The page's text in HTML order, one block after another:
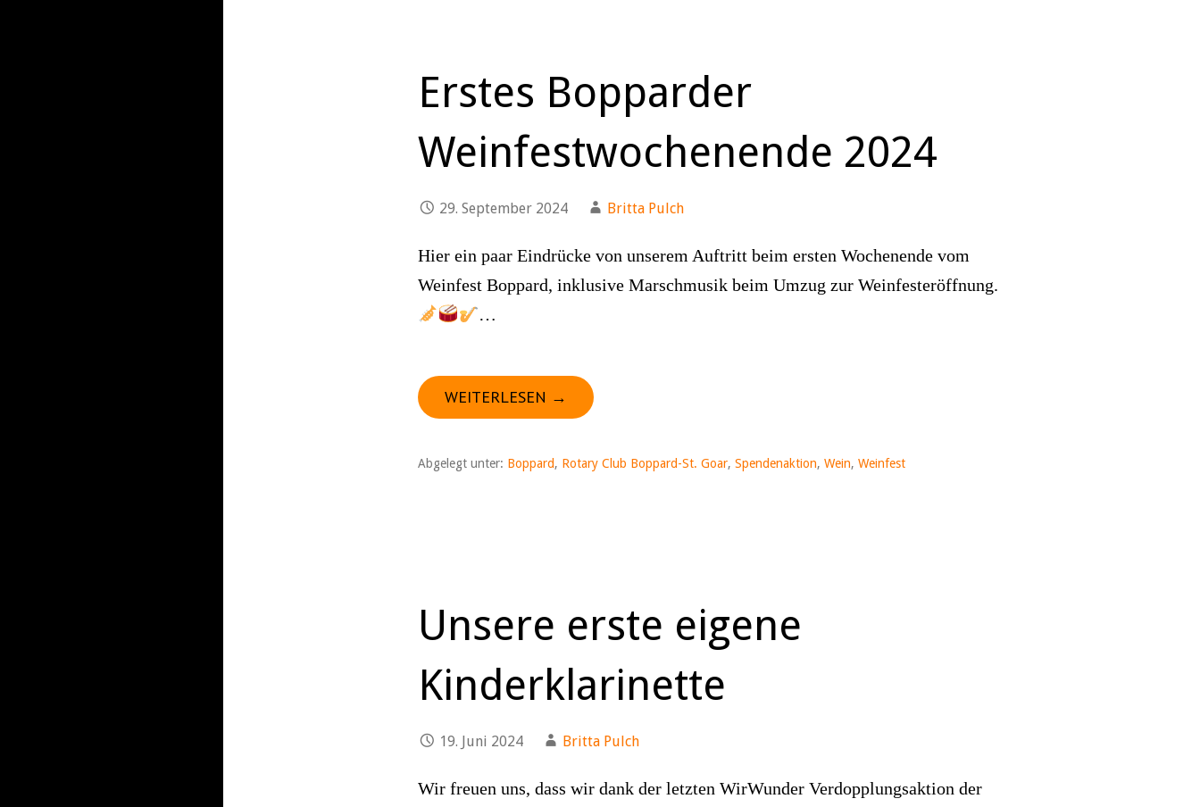
Erstes Bopparder
Weinfestwochenende 2024
29. September 2024 Britta Pulch
Hier ein paar Eindrücke von unserem Auftritt beim ersten Wochenende vom
Weinfest Boppard, inklusive Marschmusik beim Umzug zur Weinfesteröffnung.
…
WEITERLESEN →
Abgelegt unter: Boppard, Rotary Club Boppard-St. Goar, Spendenaktion, Wein, Weinfest
Unsere erste eigene
Kinderklarinette
19. Juni 2024 Britta Pulch
Wir freuen uns, dass wir dank der letzten WirWunder Verdopplungsaktion der